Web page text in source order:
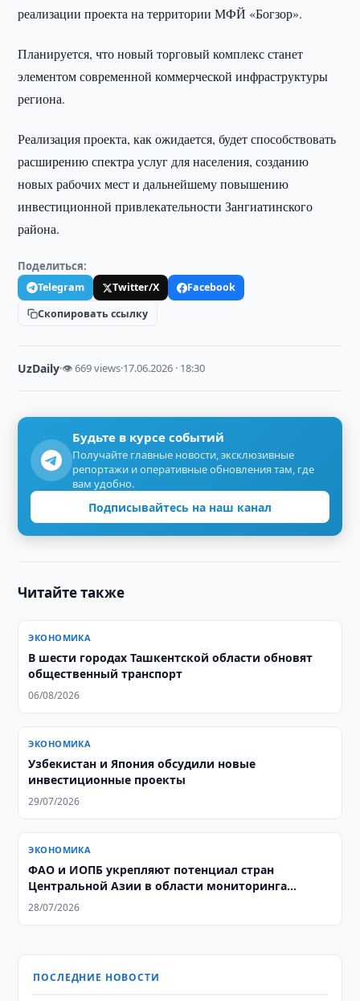
реализации проекта на территории МФЙ «Богзор».
Планируется, что новый торговый комплекс станет
элементом современной коммерческой инфраструктуры
региона.
Реализация проекта, как ожидается, будет способствовать
расширению спектра услуг для населения, созданию
новых рабочих мест и дальнейшему повышению
инвестиционной привлекательности Зангиатинского
района.
Поделиться:
Telegram Twitter/X
Facebook
Скопировать ссылку
UzDaily·👁 669 views·17.06.2026 · 18:30
Будьте в курсе событий
Получайте главные новости, эксклюзивные
репортажи и оперативные обновления там, где
вам удобно.
Подписывайтесь на наш канал
Читайте также
ЭКОНОМИКА
В шести городах Ташкентской области обновят
общественный транспорт
06/08/2026
ЭКОНОМИКА
Узбекистан и Япония обсудили новые
инвестиционные проекты
29/07/2026
ЭКОНОМИКА
ФАО и ИОПБ укрепляют потенциал стран
Центральной Азии в области мониторинга
саранчовых
28/07/2026
ПОСЛЕДНИЕ НОВОСТИ